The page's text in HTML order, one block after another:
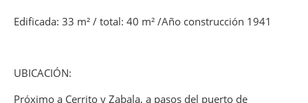
Edificada: 33 m² / total: 40 m² /Año construcción 1941
UBICACIÓN:
Próximo a Cerrito y Zabala, a pasos del puerto de